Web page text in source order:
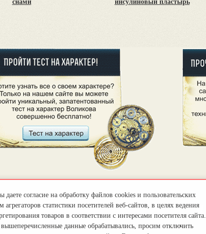
снами
инсулиновый пластырь
даете согласие на обработку файлов cookies и пользовательских
статистики посетителей веб-сайтов, в целях ведения
товаров в соответствии с интересами посетителя сайта.
данные обрабатывались, просим отключить